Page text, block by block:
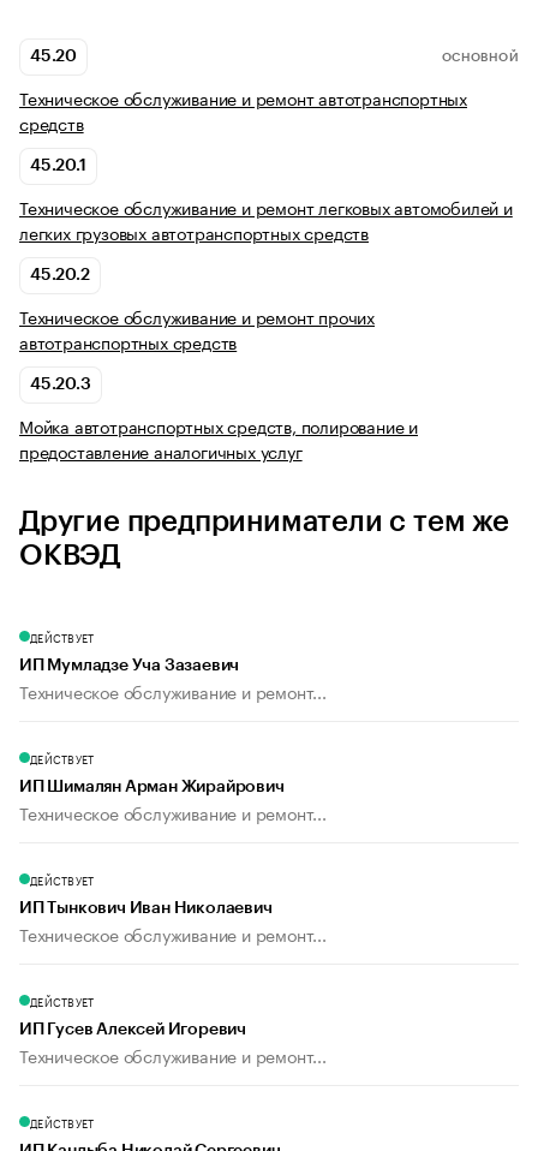
45.20 ОСНОВНОЙ
Техническое обслуживание и ремонт автотранспортных
средств
45.20.1
Техническое обслуживание и ремонт легковых автомобилей и
легких грузовых автотранспортных средств
45.20.2
Техническое обслуживание и ремонт прочих
автотранспортных средств
45.20.3
Мойка автотранспортных средств, полирование и
предоставление аналогичных услуг
Другие предприниматели с тем же
ОКВЭД
ДЕЙСТВУЕТ
ИП Мумладзе Уча Зазаевич
Техническое обслуживание и ремонт...
ДЕЙСТВУЕТ
ИП Шималян Арман Жирайрович
Техническое обслуживание и ремонт...
ДЕЙСТВУЕТ
ИП Тынкович Иван Николаевич
Техническое обслуживание и ремонт...
ДЕЙСТВУЕТ
ИП Гусев Алексей Игоревич
Техническое обслуживание и ремонт...
ДЕЙСТВУЕТ